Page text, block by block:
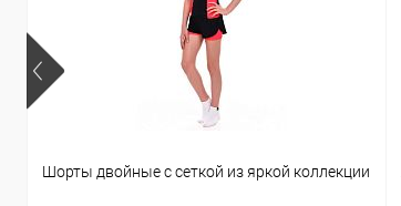
Шорты двойные с сеткой из яркой коллекции